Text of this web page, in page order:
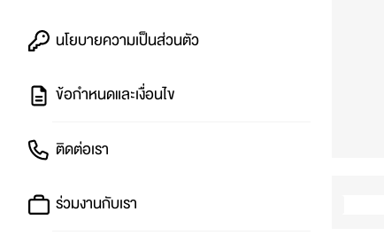
นโยบายความเป็นส่วนตัว
ข้อกำหนดและเงื่อนไข
ติดต่อเรา
ร่วมงานกับเรา